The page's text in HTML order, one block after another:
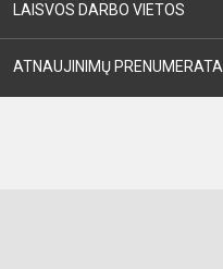
LAISVOS DARBO VIETOS
ATNAUJINIMŲ PRENUMERATA